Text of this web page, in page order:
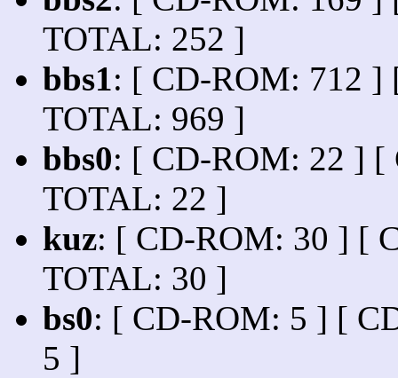
TOTAL: 252 ]
bbs1: [ CD-ROM: 712 ]
TOTAL: 969 ]
bbs0: [ CD-ROM: 22 ]
TOTAL: 22 ]
kuz: [ CD-ROM: 30 ] [
TOTAL: 30 ]
bs0: [ CD-ROM: 5 ] [
5 ]